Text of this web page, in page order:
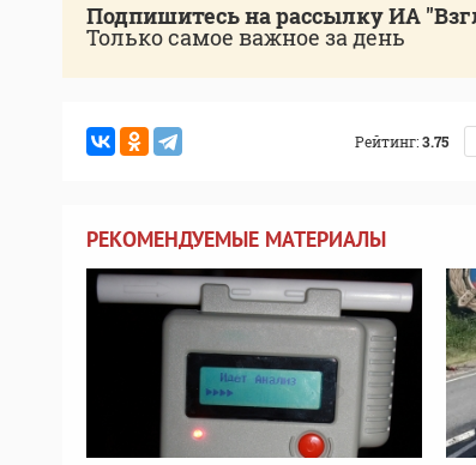
Подпишитесь на рассылку ИА
Только самое важное за день
Рейтинг:3.75
РЕКОМЕНДУЕМЫЕ МАТЕРИАЛЫ